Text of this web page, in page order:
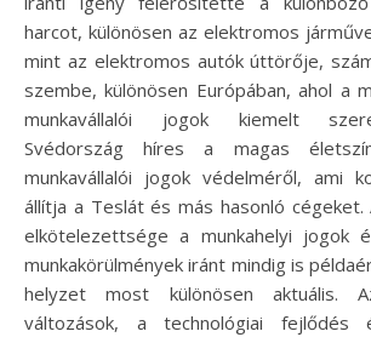
harcot, különösen az elektromos
mint az elektromos autók úttörője,
szembe, különösen Európában, ahol a
munkavállalói jogok kiemelt
Svédország híres a magas
munkavállalói jogok védelméről, ami
állítja a Teslát és más hasonló cégeket.
elkötelezettsége a munkahelyi jogok
munkakörülmények iránt mindig is
helyzet most különösen aktuális.
változások, a technológiai fejlődés